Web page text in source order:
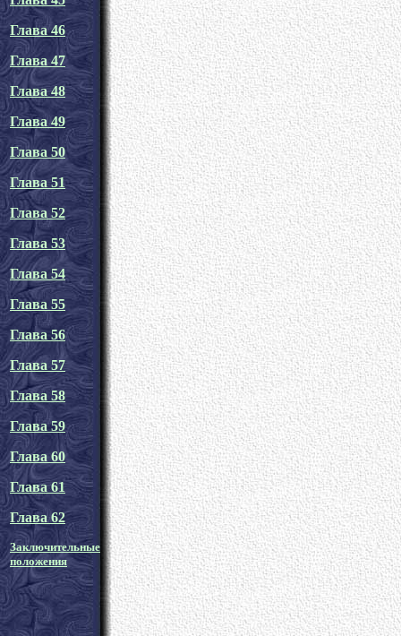
Глава 46
Глава 47
Глава 48
Глава 49
Глава 50
Глава 51
Глава 52
Глава 53
Глава 54
Глава 55
Глава 56
Глава 57
Глава 58
Глава 59
Глава 60
Глава 61
Глава 62
Заключительные
положения